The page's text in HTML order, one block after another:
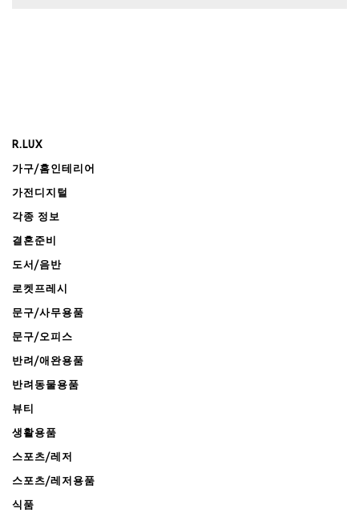
R.LUX
가구/홈인테리어
가전디지털
각종 정보
결혼준비
도서/음반
로켓프레시
문구/사무용품
문구/오피스
반려/애완용품
반려동물용품
뷰티
생활용품
스포츠/레저
스포츠/레저용품
식품